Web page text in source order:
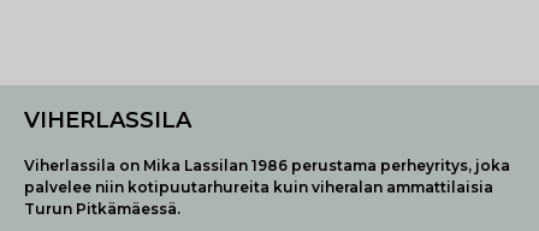
VIHERLASSILA
Viherlassila on Mika Lassilan 1986 perustama perheyritys, joka
palvelee niin kotipuutarhureita kuin viheralan ammattilaisia
Turun Pitkämäessä.